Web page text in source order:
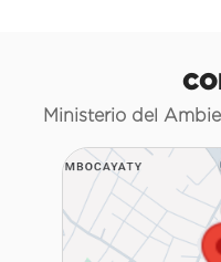
Ministerio del